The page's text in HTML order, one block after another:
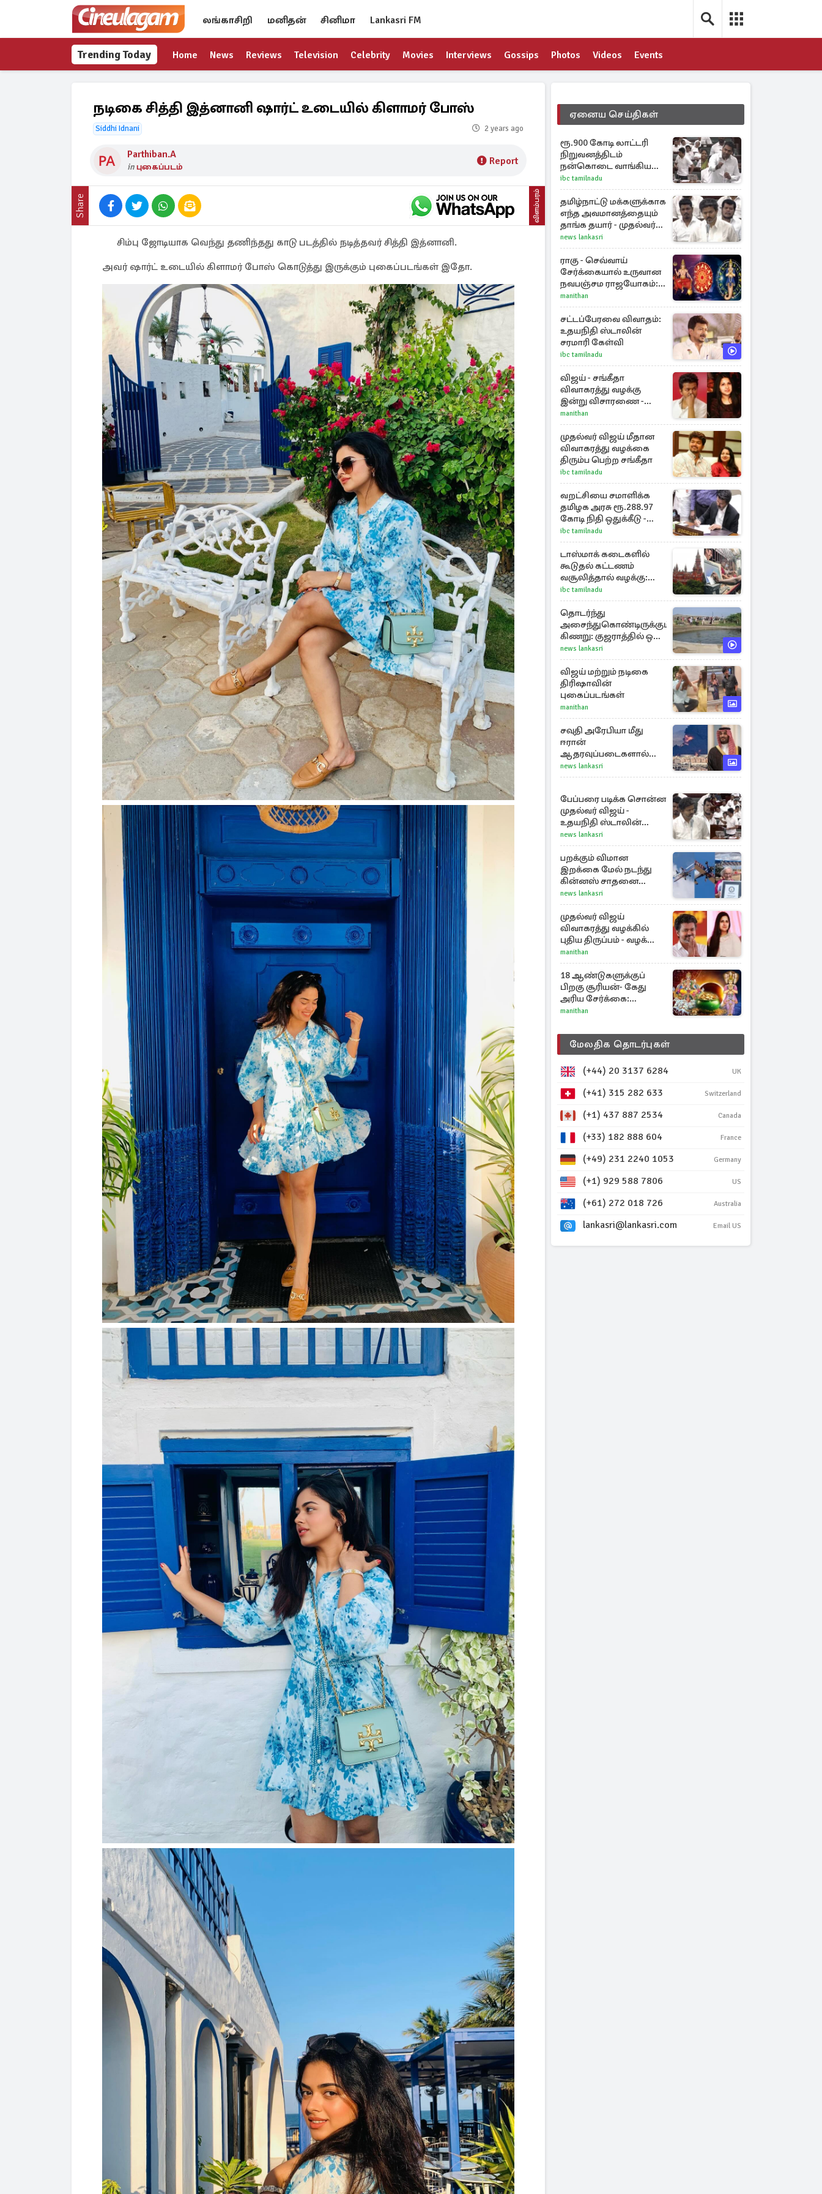
லங்காசிறி மனிதன் சினிமா Lankasri FM
Trending Today Home News Reviews Television Celebrity Movies Interviews Gossips Photos Videos Events
நடிகை சித்தி இத்னானி ஷார்ட் உடையில் கிளாமர் போஸ்
Siddhi Idnani 2 years ago
Parthiban.A
inபுகைப்படம் Report
Share விளம்பரம்
சிம்பு ஜோடியாக வெந்து தணிந்தது காடு படத்தில் நடித்தவர் சித்தி இத்னானி.
அவர் ஷார்ட் உடையில் கிளாமர் போஸ் கொடுத்து இருக்கும் புகைப்படங்கள் இதோ.
ஏனைய செய்திகள்
ரூ.900 கோடி லாட்டரி
நிறுவனத்திடம்
நன்கொடை வாங்கியது
ஏன்? உதயநிதி - ஆதவ்
விவாதம்
ibc tamilnadu
தமிழ்நாட்டு மக்களுக்காக
எந்த அவமானத்தையும்
தாங்க தயார் - முதல்வர்
விஜய்
news lankasri
ராகு - செவ்வாய்
சேர்க்கையால் உருவான
நவபஞ்சம ராஜயோகம்:
அதிர்ஷ்டம் பெறும் 3
ராசிகள்!
manithan
சட்டப்பேரவை விவாதம்:
உதயநிதி ஸ்டாலின்
சரமாரி கேள்வி
ibc tamilnadu
விஜய் - சங்கீதா
விவாகரத்து வழக்கு
இன்று விசாரணை -
காணொளி மூலம்
ஆஜராக வாய்ப்பு
manithan
முதல்வர் விஜய் மீதான
விவாகரத்து வழக்கை
திரும்ப பெற்ற சங்கீதா
ibc tamilnadu
வறட்சியை சமாளிக்க
தமிழக அரசு ரூ.288.97
கோடி நிதி ஒதுக்கீடு -
வெளியான அரசாணை
ibc tamilnadu
டாஸ்மாக் கடைகளில்
கூடுதல் கட்டணம்
வசூலித்தால் வழக்கு:
சென்னை
உயர்நீதிமன்றம் உத்தரவு
ibc tamilnadu
தொடர்ந்து
அசைந்துகொண்டிருக்கும்
கிணறு: குஜராத்தில் ஒரு
சுவாரஸ்ய நிகழ்வு
news lankasri
விஜய் மற்றும் நடிகை
திரிஷாவின்
புகைப்படங்கள்
manithan
சவுதி அரேபியா மீது
ஈரான்
ஆதரவுப்படைகளால்
இருமுனைத் தாக்குதல்:
நெருக்கடியில் மத்திய
news lankasri
பேப்பரை படிக்க சொன்ன
முதல்வர் விஜய் -
உதயநிதி ஸ்டாலின்
கொடுத்த பதிலடி
news lankasri
பறக்கும் விமான
இறக்கை மேல் நடந்து
கின்னஸ் சாதனை
படைத்த 97 வயது
மூதாட்டி
news lankasri
முதல்வர் விஜய்
விவாகரத்து வழக்கில்
புதிய திருப்பம் - வழக்கை
வாபஸ் பெற்ற சங்கீதா!
manithan
18 ஆண்டுகளுக்குப்
பிறகு சூரியன்- கேது
அரிய சேர்க்கை:
அதிர்ஷ்டம் பெறும் 3
manithan
மேலதிக தொடர்புகள்
(+44) 20 3137 6284 UK
(+41) 315 282 633 Switzerland
(+1) 437 887 2534 Canada
(+33) 182 888 604 France
(+49) 231 2240 1053 Germany
(+1) 929 588 7806 US
(+61) 272 018 726 Australia
lankasri@lankasri.com Email US